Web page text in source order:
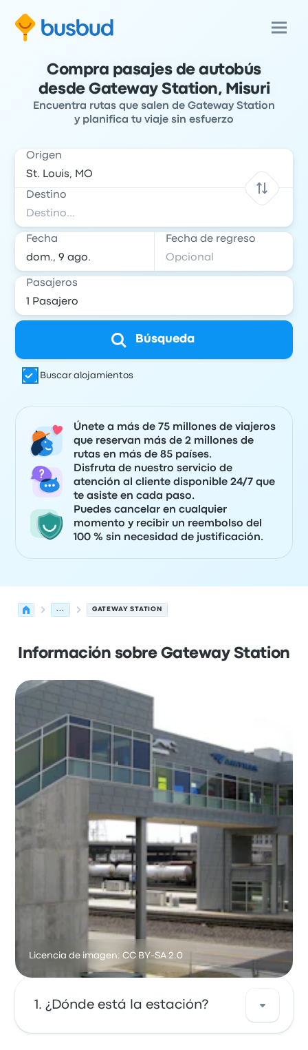
Compra pasajes de autobús
desde Gateway Station, Misuri
Encuentra rutas que salen de Gateway Station
y planifica tu viaje sin esfuerzo
Origen
Destino
Fecha Fecha de regreso
Pasajeros
Búsqueda
Buscar alojamientos
Únete a más de 75 millones de viajeros
que reservan más de 2 millones de
rutas en más de 85 países.
Disfruta de nuestro servicio de
atención al cliente disponible 24/7 que
te asiste en cada paso.
Puedes cancelar en cualquier
momento y recibir un reembolso del
100 % sin necesidad de justificación.
... GATEWAY STATION
Información sobre Gateway Station
Licencia de imagen: CC BY-SA 2.0
¿Dónde está la estación?